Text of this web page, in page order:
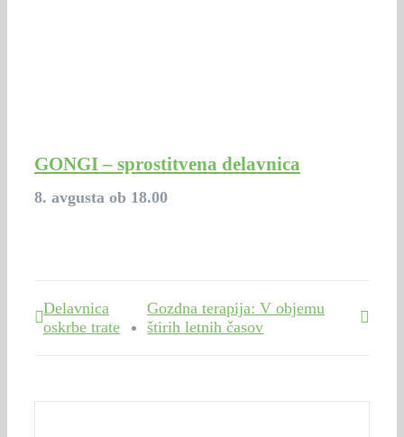
GONGI – sprostitvena delavnica
8. avgusta ob 18.00
Delavnica
oskrbe trate
Gozdna terapija: V objemu
štirih letnih časov